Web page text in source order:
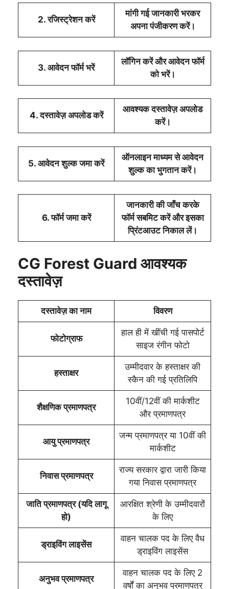
2. रजिस्ट्रेशन करें
मांगी गई जानकारी भरकर
अपना पंजीकरण करें।
3. आवेदन फॉर्म भरें
लॉगिन करें और आवेदन फॉर्म
को भरें।
4. दस्तावेज़ अपलोड करें
आवश्यक दस्तावेज़ अपलोड
करें।
5. आवेदन शुल्क जमा करें
ऑनलाइन माध्यम से आवेदन
शुल्क का भुगतान करें।
6. फॉर्म जमा करें
जानकारी की जाँच करके
फॉर्म सबमिट करें और इसका
प्रिंटआउट निकाल लें।
CG Forest Guard आवश्यक
दस्तावेज़
दस्तावेज़ का नाम विवरण
फोटोग्राफ
हाल ही में खींची गई पासपोर्ट
साइज रंगीन फोटो
हस्ताक्षर
उम्मीदवार के हस्ताक्षर की
स्कैन की गई प्रतिलिपि
शैक्षणिक प्रमाणपत्र
10वीं/12वीं की मार्कशीट
और प्रमाणपत्र
आयु प्रमाणपत्र
जन्म प्रमाणपत्र या 10वीं की
मार्कशीट
निवास प्रमाणपत्र
राज्य सरकार द्वारा जारी किया
गया निवास प्रमाणपत्र
जाति प्रमाणपत्र (यदि लागू
हो)
आरक्षित श्रेणी के उम्मीदवारों
के लिए
ड्राइविंग लाइसेंस
वाहन चालक पद के लिए वैध
ड्राइविंग लाइसेंस
अनुभव प्रमाणपत्र
वाहन चालक पद के लिए 2
वर्षों का अनुभव प्रमाणपत्र